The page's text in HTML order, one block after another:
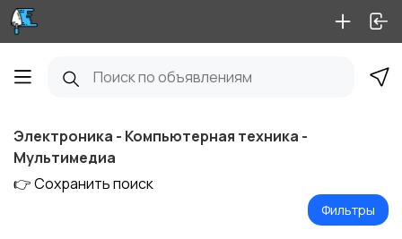
Электроника - Компьютерная техника -
Мультимедиа
👉 Сохранить поиск
Фильтры